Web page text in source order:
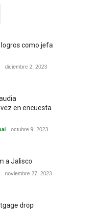
como jefa
diciembre 2, 2023
en encuesta
octubre 9, 2023
a Jalisco
noviembre 27, 2023
drop